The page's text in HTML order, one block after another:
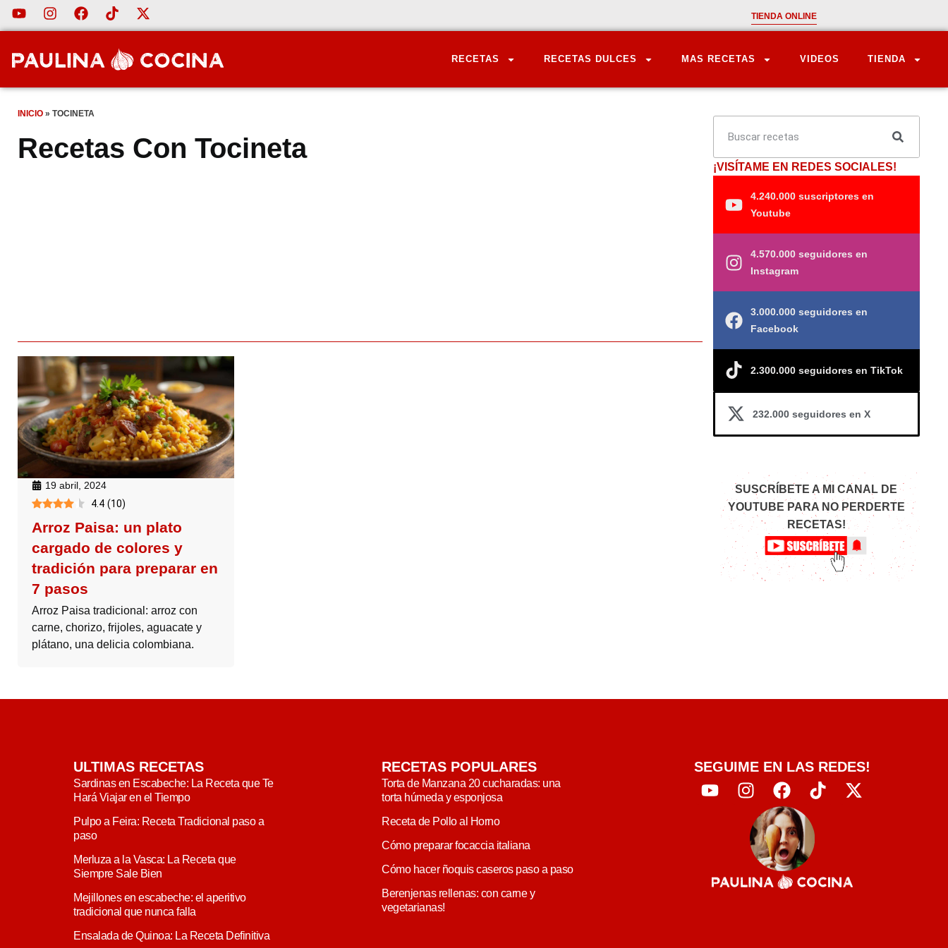
TIENDA ONLINE
RECETAS RECETAS DULCES MAS RECETAS VIDEOS TIENDA
INICIO » TOCINETA
Recetas Con Tocineta
19 abril, 2024
4.4 (10)
Arroz Paisa: un plato
cargado de colores y
tradición para preparar en
7 pasos
Arroz Paisa tradicional: arroz con
carne, chorizo, frijoles, aguacate y
plátano, una delicia colombiana.
¡VISÍTAME EN REDES SOCIALES!
4.240.000 suscriptores en
Youtube
4.570.000 seguidores en
Instagram
3.000.000 seguidores en
Facebook
2.300.000 seguidores en TikTok
232.000 seguidores en X
SUSCRÍBETE A MI CANAL DE
YOUTUBE PARA NO PERDERTE
RECETAS!
ULTIMAS RECETAS
Sardinas en Escabeche: La Receta que Te
Hará Viajar en el Tiempo
Pulpo a Feira: Receta Tradicional paso a
paso
Merluza a la Vasca: La Receta que
Siempre Sale Bien
Mejillones en escabeche: el aperitivo
tradicional que nunca falla
Ensalada de Quinoa: La Receta Definitiva
RECETAS POPULARES
Torta de Manzana 20 cucharadas: una
torta húmeda y esponjosa
Receta de Pollo al Horno
Cómo preparar focaccia italiana
Cómo hacer ñoquis caseros paso a paso
Berenjenas rellenas: con carne y
vegetarianas!
SEGUIME EN LAS REDES!